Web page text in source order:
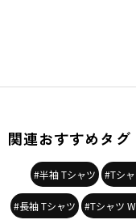
関連おすすめタグ
#半袖 Tシャツ #Tシ
#長袖 Tシャツ #Tシャツ